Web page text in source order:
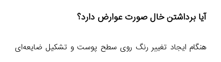
آیا برداشتن خال صورت عوارض دارد؟
هنگام ایجاد تغییر رنگ روی سطح پوست و تشکیل ضایعه‌ای